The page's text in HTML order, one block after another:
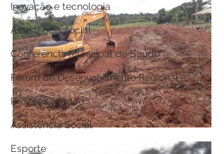
Inovação e tecnologia
Assistência social
Conferência Municipal de Saúde
Fórum de Desenvolvimento Regional
Projeto Cidadão
Assistência Social
Esporte